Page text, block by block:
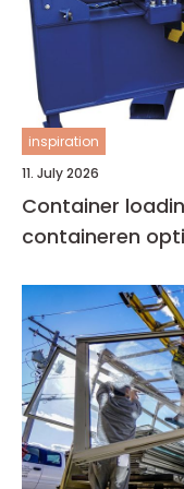
inspiration
11. July 2026
Container
containeren